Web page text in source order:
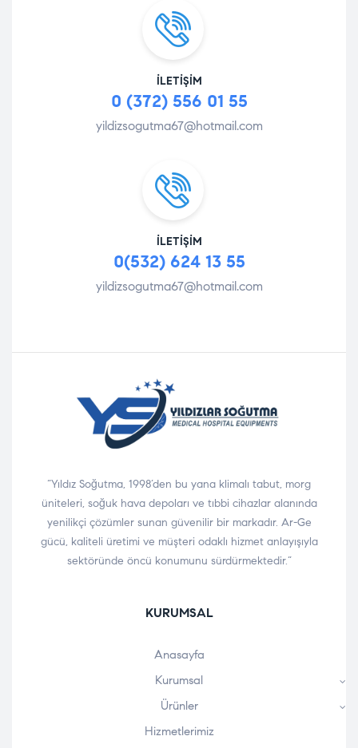
İLETIŞIM
0 (372) 556 01 55
yildizsogutma67@hotmail.com
İLETIŞIM
0(532) 624 13 55
yildizsogutma67@hotmail.com
“Yıldız Soğutma, 1998’den bu yana klimalı tabut, morg
üniteleri, soğuk hava depoları ve tıbbi cihazlar alanında
yenilikçi çözümler sunan güvenilir bir markadır. Ar-Ge
gücü, kaliteli üretimi ve müşteri odaklı hizmet anlayışıyla
sektöründe öncü konumunu sürdürmektedir.”
KURUMSAL
Anasayfa
Kurumsal
Ürünler
Hizmetlerimiz